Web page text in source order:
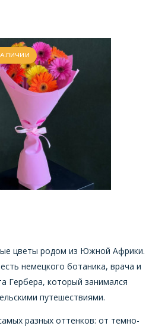
цветы родом из Южной Африки.
немецкого ботаника, врача и
Гербера, который занимался
путешествиями.
разных оттенков: от темно-